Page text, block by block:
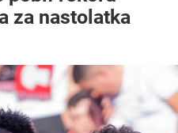
za nastolatka